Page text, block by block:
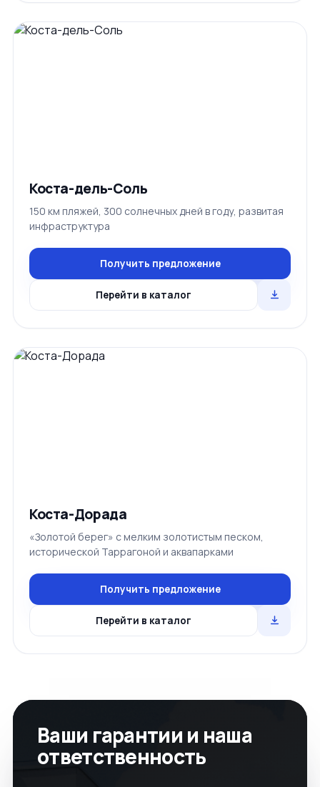
Коста-дель-Соль
150 км пляжей, 300 солнечных дней в году, развитая
инфраструктура
Получить предложение
Перейти в каталог
Коста-Дорада
«Золотой берег» с мелким золотистым песком,
исторической Таррагоной и аквапарками
Получить предложение
Перейти в каталог
Ваши гарантии и наша
ответственность